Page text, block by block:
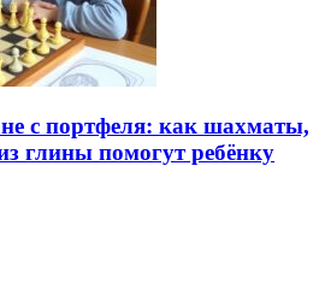
с портфеля: как шахматы,
глины помогут ребёнку